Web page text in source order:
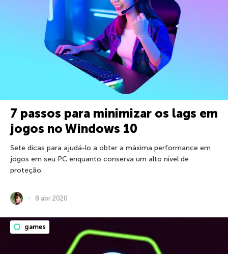
7 passos para minimizar os lags em
jogos no Windows 10
Sete dicas para ajudá-lo a obter a máxima performance em
jogos em seu PC enquanto conserva um alto nível de
proteção.
8 abr 2020
games